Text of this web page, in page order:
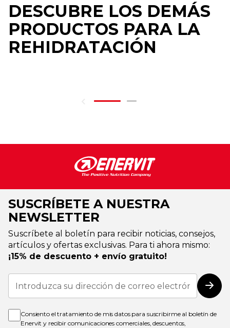
DESCUBRE LOS DEMÁS
PRODUCTOS PARA LA
REHIDRATACIÓN
SUSCRÍBETE A NUESTRA
NEWSLETTER
Suscríbete al boletín para recibir noticias, consejos,
artículos y ofertas exclusivas. Para ti ahora mismo:
¡15% de descuento + envío gratuito!
Inscríbase
nuestro
de
noticias:
Consiento el tratamiento de mis datos para suscribirme al boletín de
Enervit y recibir comunicaciones comerciales, descuentos,